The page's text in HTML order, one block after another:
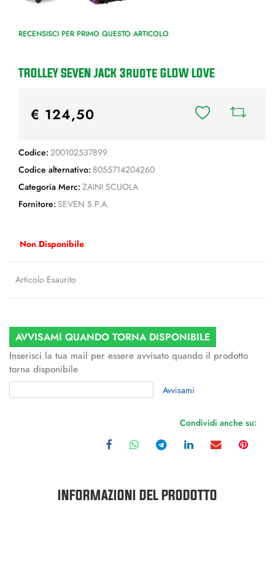
RECENSISCI PER PRIMO QUESTO ARTICOLO
TROLLEY SEVEN JACK 3ruote GLOW LOVE
€ 124,50
Codice: 200102537899
Codice alternativo: 8055714204260
Categoria Merc: ZAINI SCUOLA
Fornitore: SEVEN S.P.A.
Non Disponibile
Articolo Esaurito
AVVISAMI QUANDO TORNA DISPONIBILE
Inserisci la tua mail per essere avvisato quando il prodotto
torna disponibile
Avvisami
Condividi anche su:
INFORMAZIONI DEL PRODOTTO